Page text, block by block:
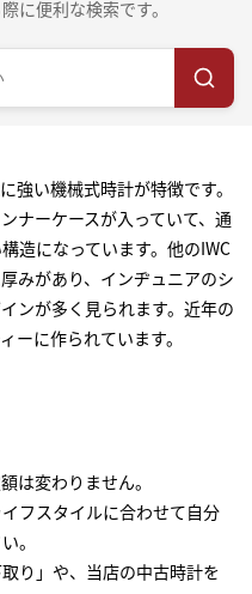
に便利な検索です。
強い機械式時計が特徴です。
ナーケースが入っていて、通
造になっています。他のIWC
みがあり、インヂュニアのシ
ンが多く見られます。近年の
ーに作られています。
は変わりません。
フスタイルに合わせて自分
。
り」や、当店の中古時計を